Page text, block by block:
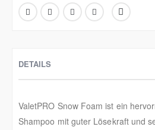
DETAILS
ValetPRO Snow Foam ist ein
Shampoo mit guter Lösekraft und